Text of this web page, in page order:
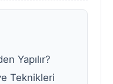
Yapılır?
Teknikleri